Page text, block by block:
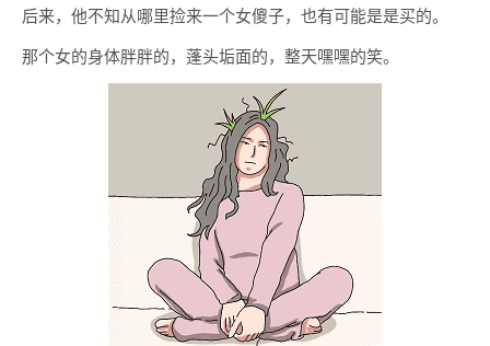
后来，他不知从哪里捡来一个女傻子，也有可能是是买的。
那个女的身体胖胖的，蓬头垢面的，整天嘿嘿的笑。